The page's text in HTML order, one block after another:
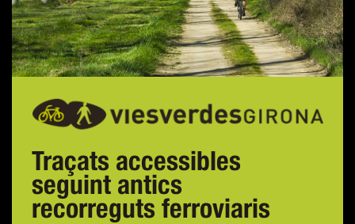
Traçats accessibles
seguint antics
recorreguts ferroviaris